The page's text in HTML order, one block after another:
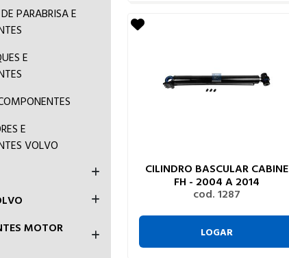
PARABRISA E
E
E
VOLVO
MOTOR
CILINDRO BASCULAR CABINE
FH - 2004 A 2014
cod. 1287
LOGAR